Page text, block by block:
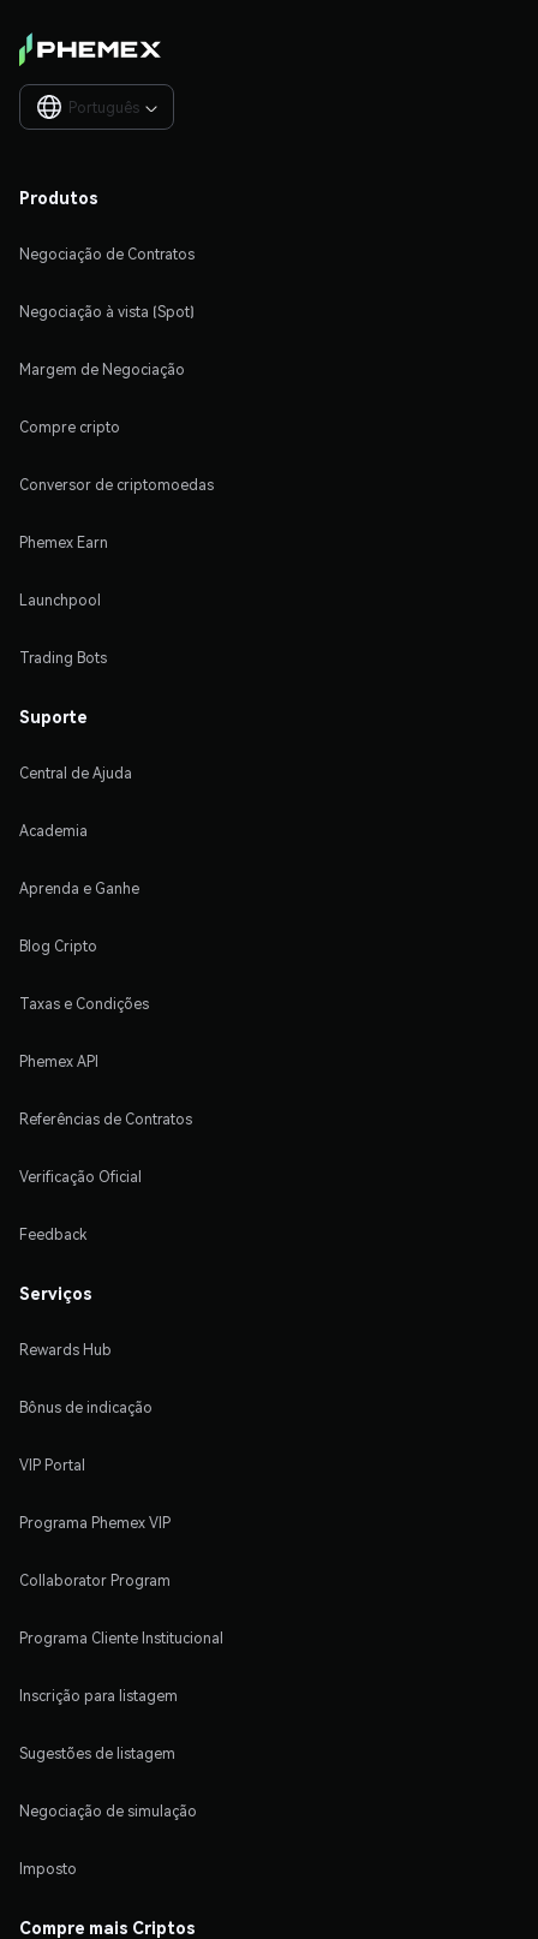
Português 
Produtos
Negociação de Contratos
Negociação à vista (Spot)
Margem de Negociação
Compre cripto
Conversor de criptomoedas
Phemex Earn
Launchpool
Trading Bots
Suporte
Central de Ajuda
Academia
Aprenda e Ganhe
Blog Cripto
Taxas e Condições
Phemex API
Referências de Contratos
Verificação Oficial
Feedback
Serviços
Rewards Hub
Bônus de indicação
VIP Portal
Programa Phemex VIP
Collaborator Program
Programa Cliente Institucional
Inscrição para listagem
Sugestões de listagem
Negociação de simulação
Imposto
Compre mais Criptos